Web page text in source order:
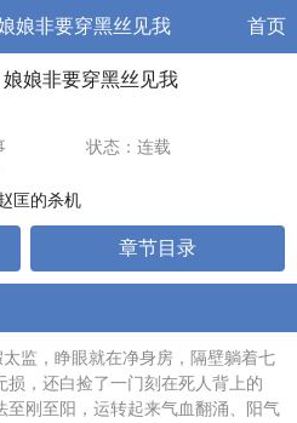
娘非要穿黑丝见我 首页
娘娘非要穿黑丝见我
状态：连载
匡的杀机
章节目录
监，睁眼就在净身房，隔壁躺着七
损，还白捡了一门刻在死人背上的
至刚至阳，运转起来气血翻涌、阳气